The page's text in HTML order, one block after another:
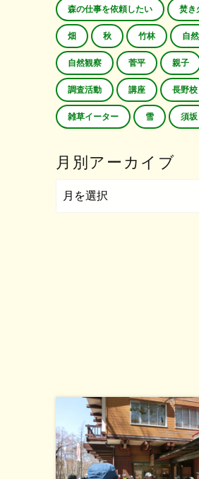
森の仕事を依頼したい 焚き
畑 秋 竹林 自
自然観察 菅平 親子
調査活動 講座 長野校
雑草イーター 雪 須坂
月別アーカイブ